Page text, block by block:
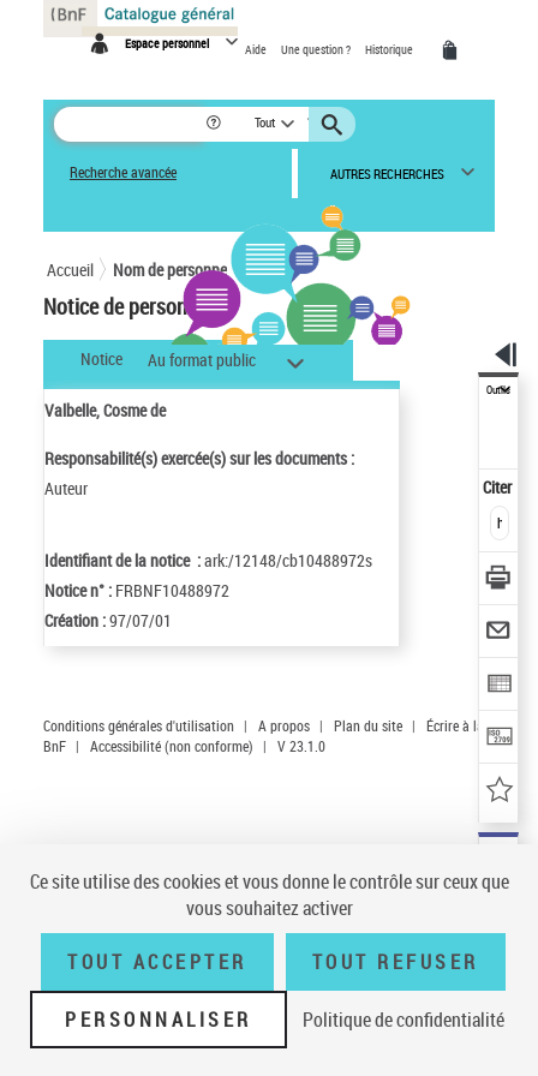
Espace personnel Aide Une question ? Historique
Tout
Recherche avancée AUTRES RECHERCHES
Accueil Nom de personne
Notice de personne
Notice Au format public
Valbelle, Cosme de
Responsabilité(s) exercée(s) sur les documents :
Auteur
Identifiant de la notice :ark:/12148/cb10488972s
Notice n° : FRBNF10488972
Création :97/07/01
Outils
Citer
Conditions générales d'utilisation | A propos | Plan du site |
Écrire à la
BnF | Accessibilité (non conforme) | V 23.1.0
Panneau de gestion des cookies
Ce site utilise des cookies et vous donne le contrôle sur ceux que
vous souhaitez activer
TOUT ACCEPTER TOUT REFUSER
PERSONNALISER Politique de confidentialité